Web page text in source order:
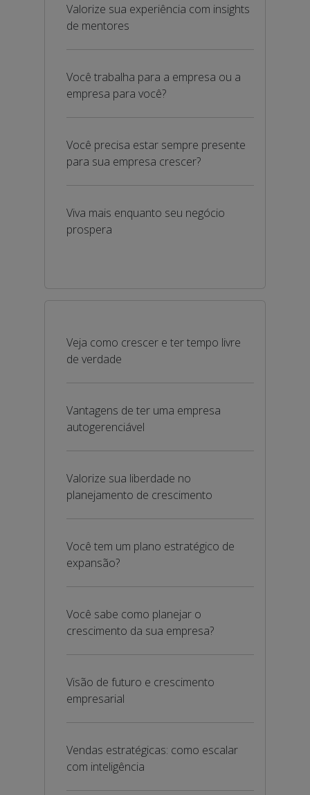
Valorize sua experiência com insights
de mentores
Você trabalha para a empresa ou a
empresa para você?
Você precisa estar sempre presente
para sua empresa crescer?
Viva mais enquanto seu negócio
prospera
Veja como crescer e ter tempo livre
de verdade
Vantagens de ter uma empresa
autogerenciável
Valorize sua liberdade no
planejamento de crescimento
Você tem um plano estratégico de
expansão?
Você sabe como planejar o
crescimento da sua empresa?
Visão de futuro e crescimento
empresarial
Vendas estratégicas: como escalar
com inteligência